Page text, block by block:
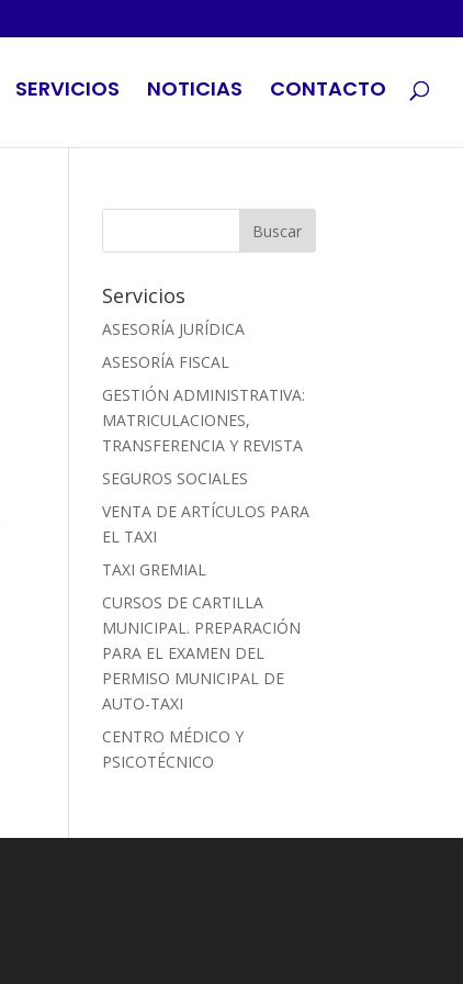
SERVICIOS NOTICIAS CONTACTO
Servicios
ASESORÍA JURÍDICA
ASESORÍA FISCAL
GESTIÓN ADMINISTRATIVA:
MATRICULACIONES,
TRANSFERENCIA Y REVISTA
SEGUROS SOCIALES
VENTA DE ARTÍCULOS PARA
EL TAXI
TAXI GREMIAL
CURSOS DE CARTILLA
MUNICIPAL. PREPARACIÓN
PARA EL EXAMEN DEL
PERMISO MUNICIPAL DE
AUTO-TAXI
CENTRO MÉDICO Y
PSICOTÉCNICO